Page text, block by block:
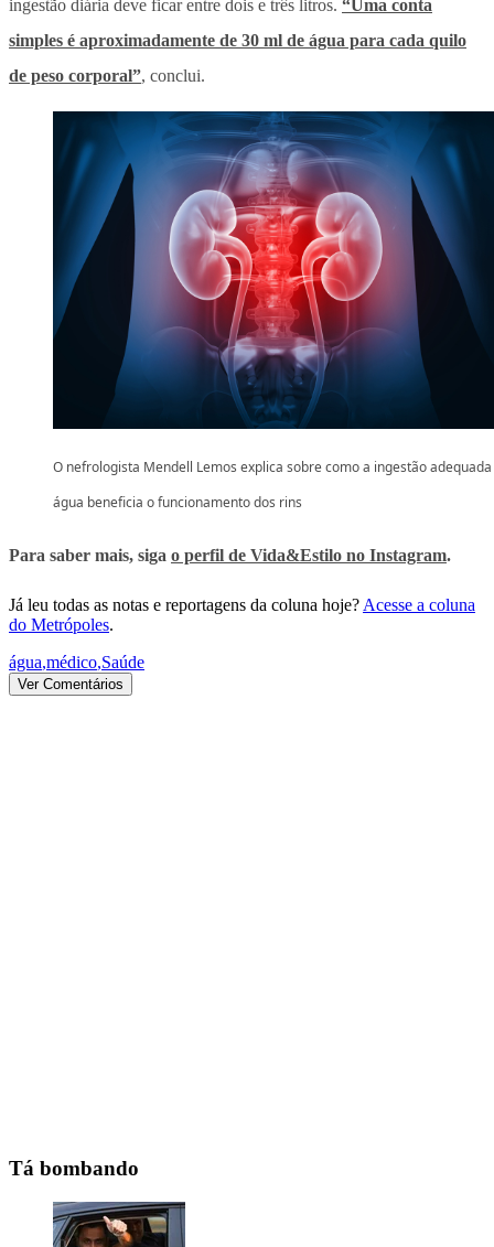
ingestão diária deve ficar entre dois e três litros. “Uma conta
simples é aproximadamente de 30 ml de água para cada quilo
de peso corporal”, conclui.
O nefrologista Mendell Lemos explica sobre como a ingestão
água beneficia o funcionamento dos rins
Para saber mais, siga o perfil de Vida&Estilo no Instagram.
Já leu todas as notas e reportagens da coluna hoje? Acesse a coluna
do Metrópoles.
água,médico,Saúde
Ver Comentários
Tá bombando